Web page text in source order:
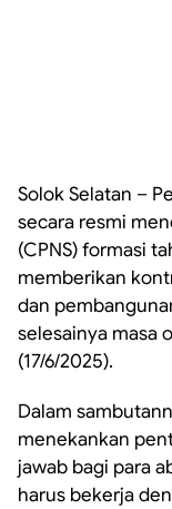
Solok Selatan –
secara resmi
(CPNS) formasi
memberikan
dan
selesainya masa
(17/6/2025).
Dalam
menekankan
jawab bagi para
harus bekerja